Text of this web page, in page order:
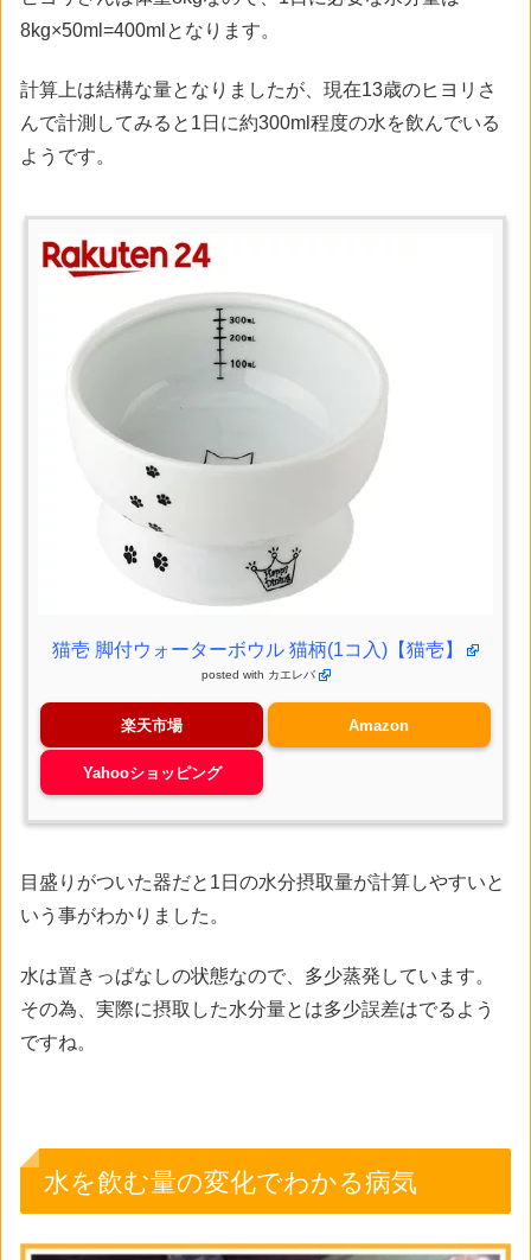
8kg×50ml=400mlとなります。
計算上は結構な量となりましたが、現在13歳のヒヨリさ
んで計測してみると1日に約300ml程度の水を飲んでいる
ようです。
猫壱 脚付ウォーターボウル 猫柄(1コ入)【猫壱】
posted with カエレバ
楽天市場 Amazon
Yahooショッピング
目盛りがついた器だと1日の水分摂取量が計算しやすいと
いう事がわかりました。
水は置きっぱなしの状態なので、多少蒸発しています。
その為、実際に摂取した水分量とは多少誤差はでるよう
ですね。
水を飲む量の変化でわかる病気